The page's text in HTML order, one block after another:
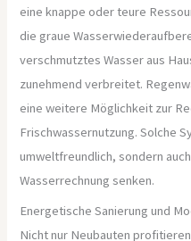
eine knappe oder teure
die graue
verschmutztes Wasser aus
zunehmend verbreitet.
eine weitere Möglichkeit zur
Frischwassernutzung. Solche
umweltfreundlich, sondern
Wasserrechnung senken.
Energetische Sanierung und
Nicht nur Neubauten